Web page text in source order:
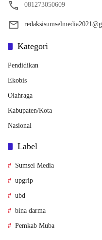
081273050609
Kategori
Pendidikan
Ekobis
Olahraga
Kabupaten/Kota
Nasional
Label
Sumsel Media
upgrip
ubd
bina darma
Pemkab Muba